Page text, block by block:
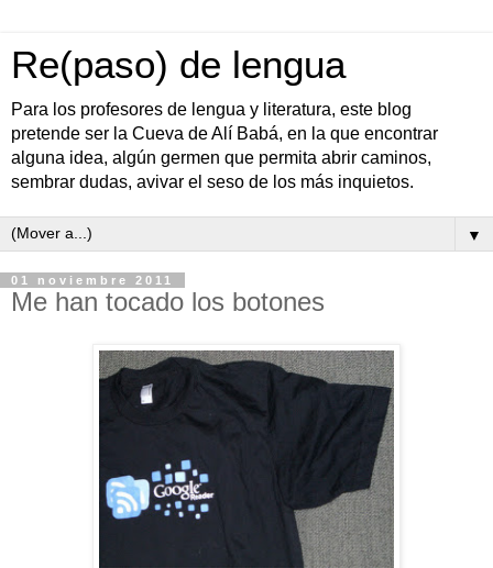
Re(paso) de lengua
Para los profesores de lengua y literatura, este blog
pretende ser la Cueva de Alí Babá, en la que encontrar
alguna idea, algún germen que permita abrir caminos,
sembrar dudas, avivar el seso de los más inquietos.
▼
01 noviembre 2011
Me han tocado los botones